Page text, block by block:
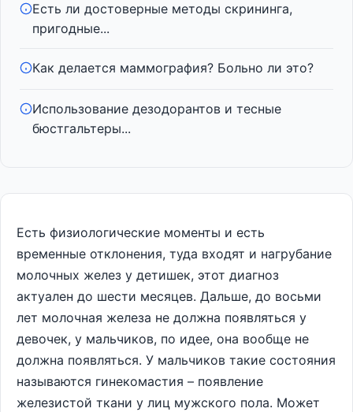
Есть ли достоверные методы скрининга,
пригодные...
Как делается маммография? Больно ли это?
Использование дезодорантов и тесные
бюстгальтеры...
Есть физиологические моменты и есть
временные отклонения, туда входят и нагрубание
молочных желез у детишек, этот диагноз
актуален до шести месяцев. Дальше, до восьми
лет молочная железа не должна появляться у
девочек, у мальчиков, по идее, она вообще не
должна появляться. У мальчиков такие состояния
называются гинекомастия – появление
железистой ткани у лиц мужского пола. Может